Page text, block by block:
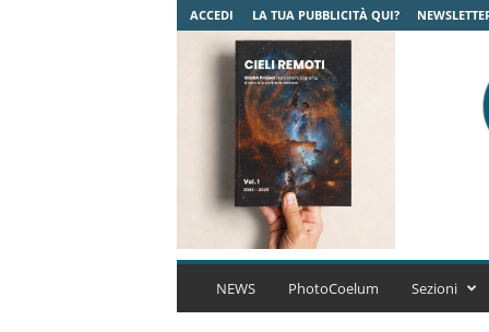
ACCEDI LA TUA PUBBLICITÀ QUI?
C
NEWS PhotoCoelum Sezioni